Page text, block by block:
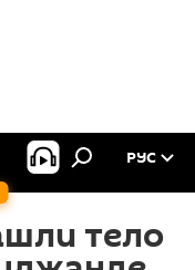
РУС
тело